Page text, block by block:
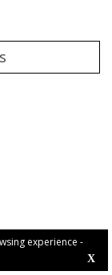
experience -
X